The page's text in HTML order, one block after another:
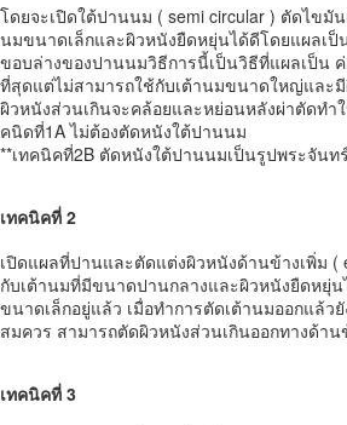
โดยจะเปิดใต้ปานนม ( semi circular ) ตัดไขมั
นมขนาดเล็กและผิวหนังยืดหยุ่นได้ดีโดยแผลเป็
ขอบล่างของปานนมวิธีการนี้เป็นวิธีที่แผลเป็น
ที่สุดแต่ไม่สามารถใช้กับเต้านมขนาดใหญ่และมี
ผิวหนังส่วนเกินจะคล้อยและหย่อนหลังผ่าตัดทำ
คนิดที่1A ไม่ต้องตัดหนังใต้ปานนม
**เทคนิคที่2B ตัดหนังใต้ปานนมเป็นรูปพระจัน
เทคนิคที่ 2
เปิดแผลที่ปานและตัดแต่งผิวหนังด้านข้างเพิ่ม (
กับเต้านมที่มีขนาดปานกลางและผิวหนังยืดหยุ่
ขนาดเล็กอยู่แล้ว เมื่อทำการตัดเต้านมออกแล้ว
สมควร สามารถตัดผิวหนังส่วนเกินออกทางด้า
เทคนิคที่ 3